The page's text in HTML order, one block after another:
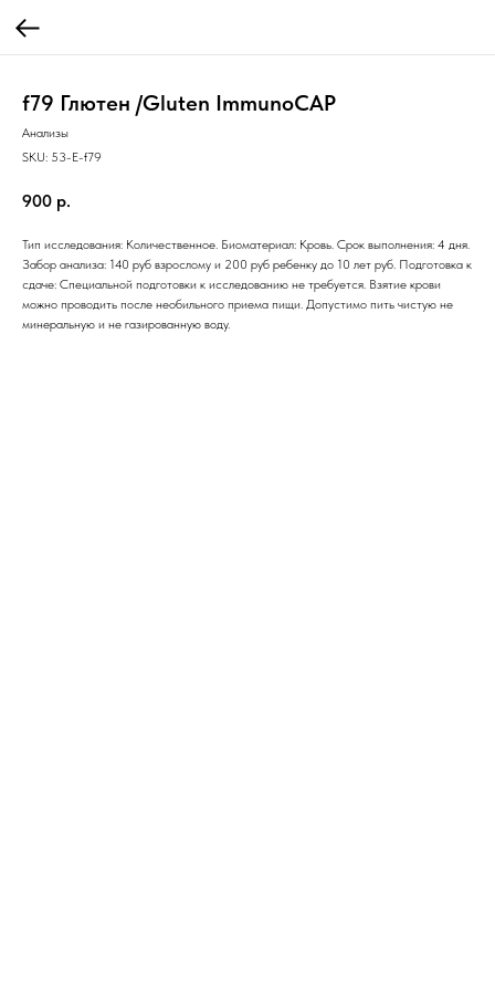
f79 Глютен /Gluten ImmunoCAP
Анализы
SKU: 53-E-f79
900 р.
Тип исследования: Количественное. Биоматериал: Кровь. Срок выполнения: 4 дня.
Забор анализа: 140 руб взрослому и 200 руб ребенку до 10 лет руб. Подготовка к
сдаче: Специальной подготовки к исследованию не требуется. Взятие крови
можно проводить после необильного приема пищи. Допустимо пить чистую не
минеральную и не газированную воду.